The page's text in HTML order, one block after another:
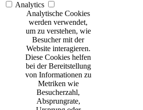
Analytics
Analytische Cookies
werden verwendet,
um zu verstehen, wie
Besucher mit der
Website interagieren.
Diese Cookies helfen
bei der Bereitstellung
von Informationen zu
Metriken wie
Besucherzahl,
Absprungrate,